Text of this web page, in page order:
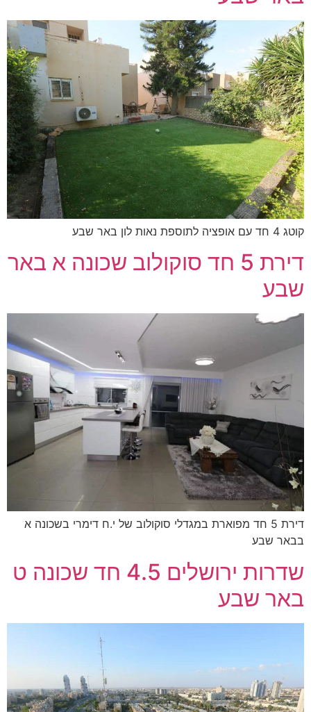
קוטג 4 חד עם אופציה לתוספת נאות לון באר שבע
דירת 5 חד סוקולוב שכונה א באר
שבע
דירת 5 חד מפוארת במגדלי סוקולוב של י.ח דימרי בשכונה א
בבאר שבע
שדרות ירושלים 4.5 חד שכונה ט
באר שבע